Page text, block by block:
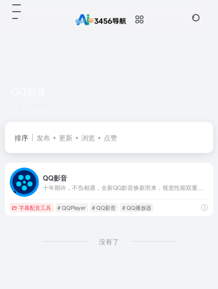
排序 发布 更新 浏览 点赞
QQ影音
字幕配音工具 # QQPlayer # QQ影音 # QQ播放器
没有了